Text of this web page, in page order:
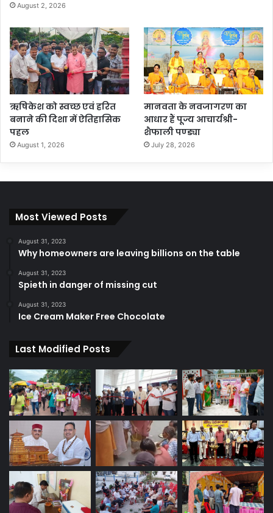
August 2, 2026
ऋषिकेश को स्वच्छ एवं हरित
बनाने की दिशा में ऐतिहासिक
पहल
August 1, 2026
मानवता के नवजागरण का
आधार हैं पूज्य आचार्यश्री-
शैफाली पण्ड्या
July 28, 2026
Most Viewed Posts
August 31, 2023
Why homeowners are leaving billions on the table
August 31, 2023
Spieth in danger of missing cut
August 31, 2023
Ice Cream Maker Free Chocolate
Last Modified Posts